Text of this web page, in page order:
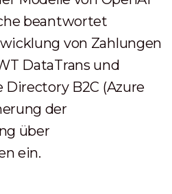
beantwortet
von Zahlungen
DataTrans und
B2C (Azure
der
über
ein.